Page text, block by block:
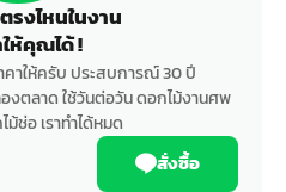
งไหนในงาน
ให้คุณได้ !
าให้ครับ ประสบการณ์ 30 ปี
ตลาด ใช้วันต่อวัน ดอกไม้งานศพ
ช่อ เราทำได้หมด
สั่งซื้อ